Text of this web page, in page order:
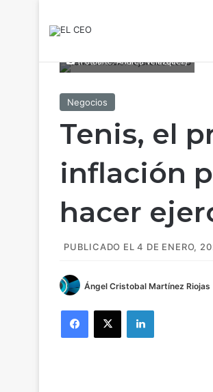
(Fotoarte: Andrea Velázquez)
Negocios
Tenis, el
inflación
hacer
PUBLICADO EL 4 DE ENERO,
Ángel Cristobal Martínez Riojas